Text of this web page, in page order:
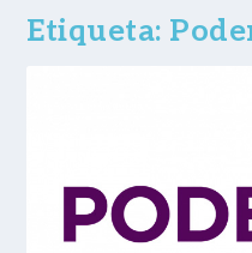
Etiqueta: